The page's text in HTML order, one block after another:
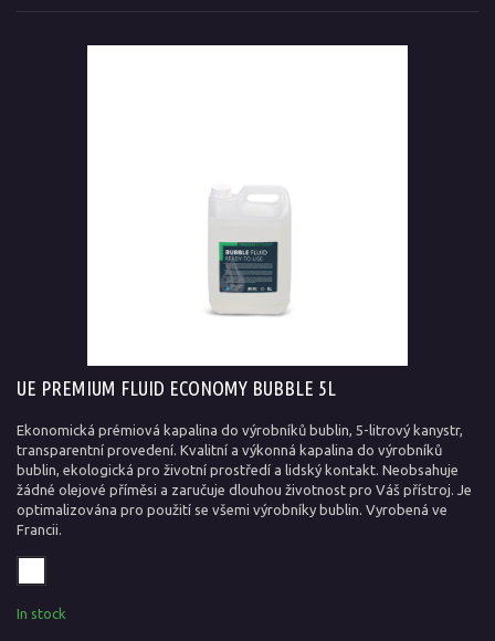
UE PREMIUM FLUID ECONOMY BUBBLE 5L
Ekonomická prémiová kapalina do výrobníků bublin, 5-litrový kanystr,
transparentní provedení. Kvalitní a výkonná kapalina do výrobníků
bublin, ekologická pro životní prostředí a lidský kontakt. Neobsahuje
žádné olejové příměsi a zaručuje dlouhou životnost pro Váš přístroj. Je
optimalizována pro použití se všemi výrobníky bublin. Vyrobená ve
Francii.
In stock